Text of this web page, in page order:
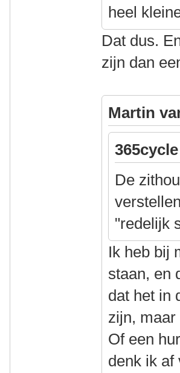
heel
Dat dus.
zijn dan
Martin
De
"redelijk
Ik heb bij
staan, en
dat het in
zijn,
Of een
denk ik af